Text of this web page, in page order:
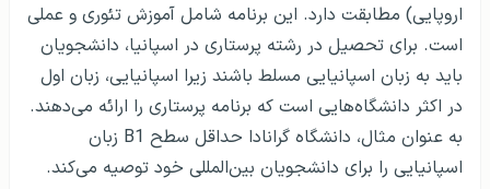
اروپایی) مطابقت دارد. این برنامه شامل آموزش تئوری و عملی
است. برای تحصیل در رشته پرستاری در اسپانیا، دانشجویان
باید به زبان اسپانیایی مسلط باشند زیرا اسپانیایی، زبان اول
در اکثر دانشگاه‌هایی است که برنامه پرستاری را ارائه می‌دهند.
به عنوان مثال، دانشگاه گرانادا حداقل سطح B1 زبان
اسپانیایی را برای دانشجویان بین‌المللی خود توصیه می‌کند.